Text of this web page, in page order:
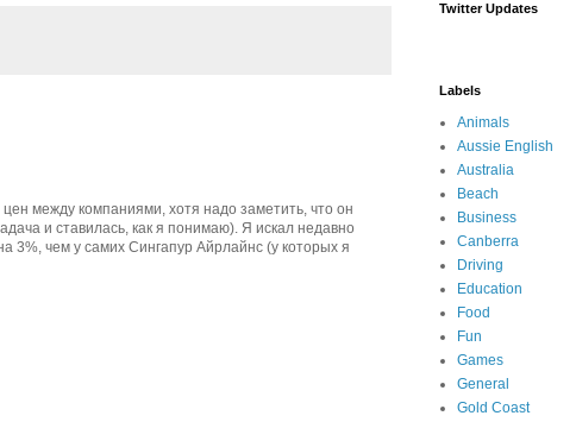
между компаниями, хотя надо заметить, что он
и ставилась, как я понимаю). Я искал недавно
чем у самих Сингапур Айрлайнс (у которых я
Twitter Updates
Labels
Animals
Aussie English
Australia
Beach
Business
Canberra
Driving
Education
Food
Fun
Games
General
Gold Coast